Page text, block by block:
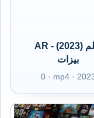
AR - (2023) فيلم
بيزات
0 · mp4 ·